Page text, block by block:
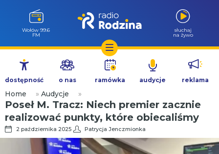
Przejdź
treści
Wołów 99.6
FM
słuchaj
na żywo
dostępność o nas ramówka audycje reklama
Home » Audycje »
Poseł M. Tracz: Niech premier zacznie
realizować punkty, które obiecaliśmy
2 października 2025 Patrycja Jenczmionka